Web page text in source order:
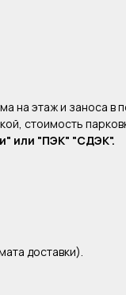
на этаж и заноса
стоимость
или "ПЭК" "СДЭК".
доставки).